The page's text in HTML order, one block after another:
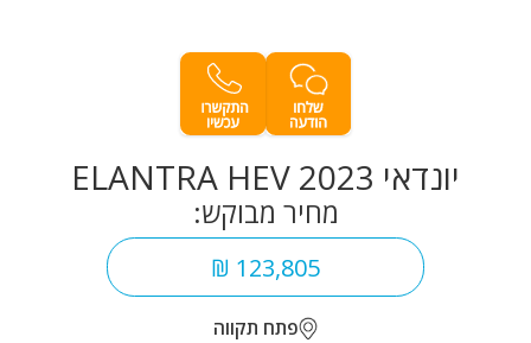
יונדאי ELANTRA HEV 2023
מחיר מבוקש:
123,805 ₪
פתח תקווה